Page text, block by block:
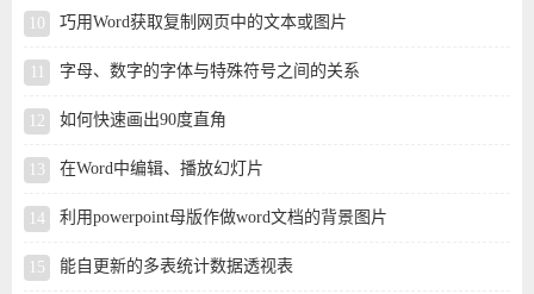
巧用Word获取复制网页中的文本或图片
字母、数字的字体与特殊符号之间的关系
如何快速画出90度直角
在Word中编辑、播放幻灯片
利用powerpoint母版作做word文档的背景图片
能自更新的多表统计数据透视表